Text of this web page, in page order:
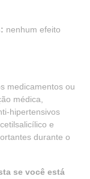
nenhum efeito
medicamentos ou
médica,
hipertensivos
e
durante o
se você está